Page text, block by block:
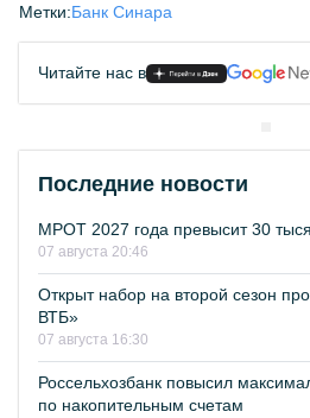
Метки:Банк Синара
Читайте нас в
Последние новости
МРОТ 2027 года превысит 30
07 августа 20:46
Открыт набор на второй сезон
ВТБ»
07 августа 16:30
Россельхозбанк повысил
по накопительным счетам